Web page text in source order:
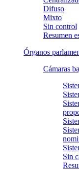
Difuso
Mixto
Sin control
Resumen
Órganos
Cámaras
Sin